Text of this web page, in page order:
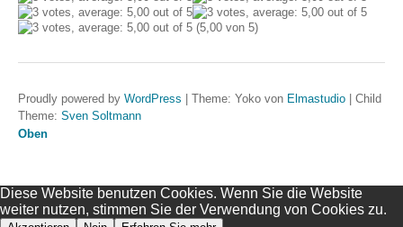
(5,00 von 5)
Proudly powered by WordPress Theme: Yoko von Elmastudio
Child
Theme: Sven Soltmann
Oben
Diese Website benutzen Cookies. Wenn Sie die Website
weiter nutzen, stimmen Sie der Verwendung von Cookies zu.